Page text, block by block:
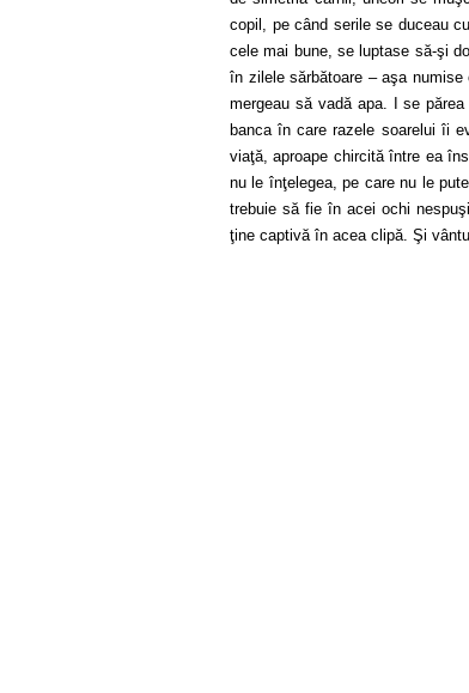
copil, pe când serile se duceau
cele mai bune, se luptase să-şi
în zilele sărbătoare – aşa
mergeau să vadă apa. I se
banca în care razele soarelui îi
viaţă, aproape chircită între ea
nu le înţelegea, pe care nu le
trebuie să fie în acei ochi
ţine captivă în acea clipă. Şi